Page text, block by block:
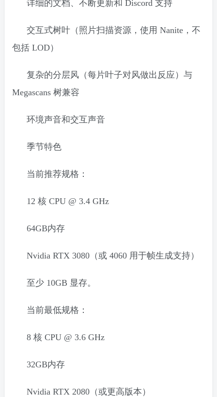
详细的文档、不断更新和 Discord 支持
交互式树叶（照片扫描资源，使用 Nanite，不
包括 LOD）
复杂的分层风（每片叶子对风做出反应）与
Megascans 树兼容
环境声音和交互声音
季节特色
当前推荐规格：
12 核 CPU @ 3.4 GHz
64GB内存
Nvidia RTX 3080（或 4060 用于帧生成支持）
至少 10GB 显存。
当前最低规格：
8 核 CPU @ 3.6 GHz
32GB内存
Nvidia RTX 2080（或更高版本）